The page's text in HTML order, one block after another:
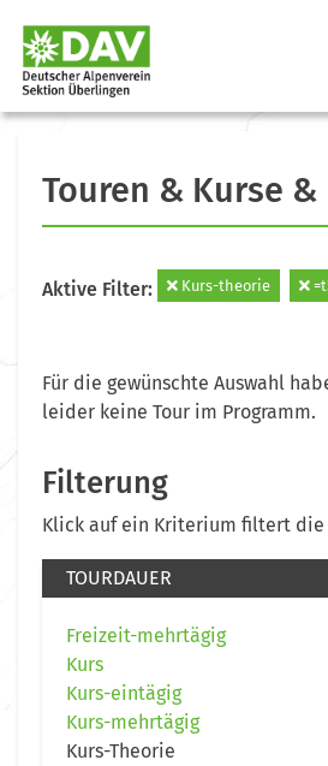
Touren & Kurse &
Aktive Filter: Kurs-theorie
Für die gewünschte Auswahl
leider keine Tour im Programm.
Filterung
Klick auf ein Kriterium filtert die
TOURDAUER
Freizeit-mehrtägig
Kurs
Kurs-eintägig
Kurs-mehrtägig
Kurs-Theorie